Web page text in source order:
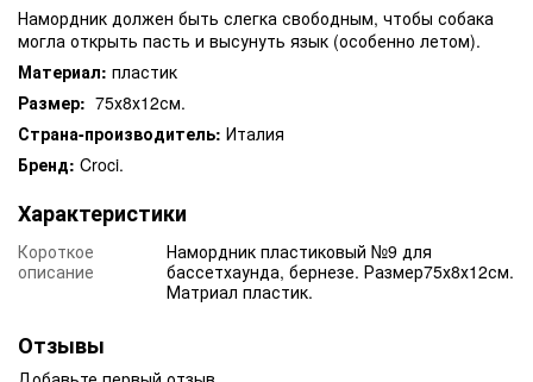
Намордник должен быть слегка свободным, чтобы собака
могла открыть пасть и высунуть язык (особенно летом).
Материал: пластик
Размер: 75х8х12см.
Страна-производитель: Италия
Бренд: Croci.
Характеристики
Короткое
описание
Намордник пластиковый №9 для
бассетхаунда, бернезе. Размер75х8х12см.
Матриал пластик.
Отзывы